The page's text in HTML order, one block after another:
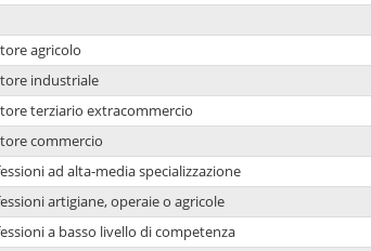
agricolo
industriale
terziario extracommercio
commercio
ad alta-media specializzazione
artigiane, operaie o agricole
a basso livello di competenza